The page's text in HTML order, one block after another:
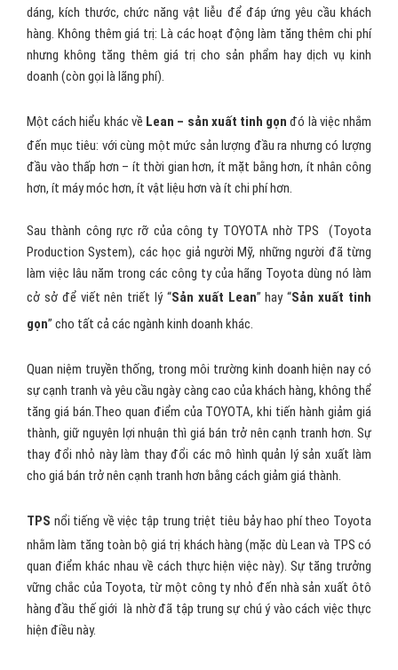
dáng, kích thước, chức năng vật liễu để đáp ứng yêu cầu khách
hàng. Không thêm giá trị: Là các hoạt động làm tăng thêm chi phí
nhưng không tăng thêm giá trị cho sản phẩm hay dịch vụ kinh
doanh (còn gọi là lãng phí).
Một cách hiểu khác về Lean – sản xuất tinh gọn đó là việc nhắm
đến mục tiêu: với cùng một mức sản lượng đầu ra nhưng có lượng
đầu vào thấp hơn – ít thời gian hơn, ít mặt bằng hơn, ít nhân công
hơn, ít máy móc hơn, ít vật liệu hơn và ít chi phí hơn.
Sau thành công rực rỡ của công ty TOYOTA nhờ TPS (Toyota
Production System), các học giả người Mỹ, những người đã từng
làm việc lâu năm trong các công ty của hãng Toyota dùng nó làm
cở sở để viết nên triết lý “Sản xuất Lean” hay “Sản xuất tinh
gọn” cho tất cả các ngành kinh doanh khác.
Quan niệm truyền thống, trong môi trường kinh doanh hiện nay có
sự cạnh tranh và yêu cầu ngày càng cao của khách hàng, không thể
tăng giá bán.Theo quan điểm của TOYOTA, khi tiến hành giảm giá
thành, giữ nguyên lợi nhuận thì giá bán trở nên cạnh tranh hơn. Sự
thay đổi nhỏ này làm thay đổi các mô hình quản lý sản xuất làm
cho giá bán trở nên cạnh tranh hơn bằng cách giảm giá thành.
TPS nổi tiếng về việc tập trung triệt tiêu bảy hao phí theo Toyota
nhằm làm tăng toàn bộ giá trị khách hàng (mặc dù Lean và TPS có
quan điểm khác nhau về cách thực hiện việc này). Sự tăng trưởng
vững chắc của Toyota, từ một công ty nhỏ đến nhà sản xuất ôtô
hàng đầu thế giới là nhờ đã tập trung sự chú ý vào cách việc thực
hiện điều này.